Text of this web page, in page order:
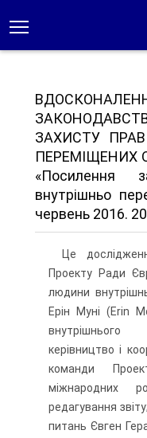
ЗАХИСТУ
ПЕРЕМІЩЕНИХ
«Посилення
внутрішньо
червень 2016.
Це
Проекту Ради
людини
Ерін Муні (Erin
внутрішнього
керівництво і
команди
міжнародних
редагування
питань Євген